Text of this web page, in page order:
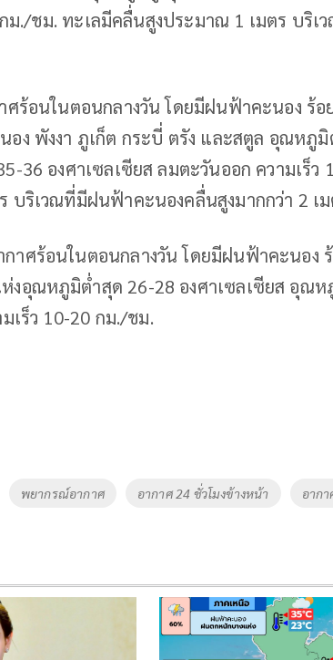
กม./ชม. ทะเลมีคลื่นสูงประมาณ 1 เมตร บริ
ศร้อนในตอนกลางวัน โดยมีฝนฟ้าคะนอง ร้
อง พังงา ภูเก็ต กระบี่ ตรัง และสตูล อุณหภู
36 องศาเซลเซียส ลมตะวันออก ความเร็ว
บริเวณที่มีฝนฟ้าคะนองคลื่นสูงมากกว่า 2 เ
าศร้อนในตอนกลางวัน โดยมีฝนฟ้าคะนอง
งอุณหภูมิต่ำสุด 26-28 องศาเซลเซียส อุณห
เร็ว 10-20 กม./ชม.
พยากรณ์อากาศ อากาศ 24 ชั่วโมงข้างหน้า อาก